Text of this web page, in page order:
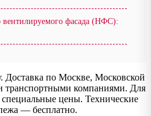
вентилируемого фасада (НФС):
Доставка по Москве, Московской
транспортными компаниями. Для
специальные цены. Технические
— бесплатно.